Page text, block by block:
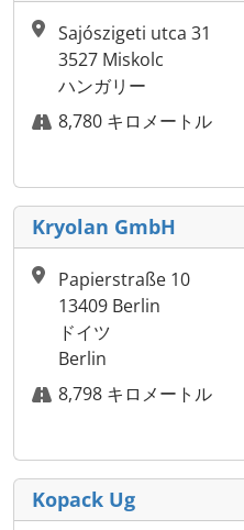
Sajószigeti utca 31
3527 Miskolc
ハンガリー
8,780 キロメートル
Kryolan GmbH
Papierstraße 10
13409 Berlin
ドイツ
Berlin
8,798 キロメートル
Kopack Ug